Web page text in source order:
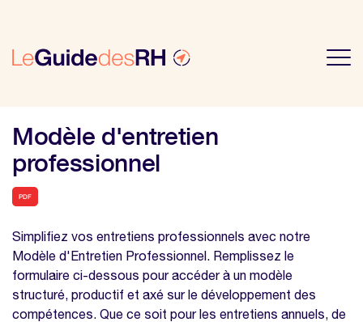
Modèle d'entretien
professionnel
PDF
Simplifiez vos entretiens professionnels avec notre
Modèle d'Entretien Professionnel. Remplissez le
formulaire ci-dessous pour accéder à un modèle
structuré, productif et axé sur le développement des
compétences. Que ce soit pour les entretiens annuels, de